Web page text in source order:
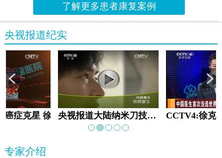
了解更多患者康复案例
央视报道纪实
癌症克星 徐克成 央视报道大陆纳米刀技术手术：绝境重生
专家介绍